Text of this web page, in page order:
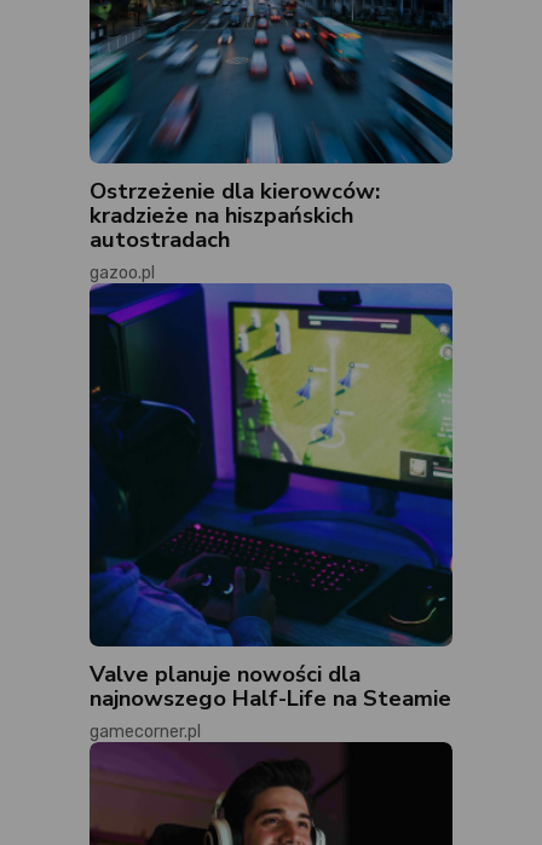
Ostrzeżenie dla kierowców:
kradzieże na hiszpańskich
autostradach
gazoo.pl
Valve planuje nowości dla
najnowszego Half-Life na Steamie
gamecorner.pl